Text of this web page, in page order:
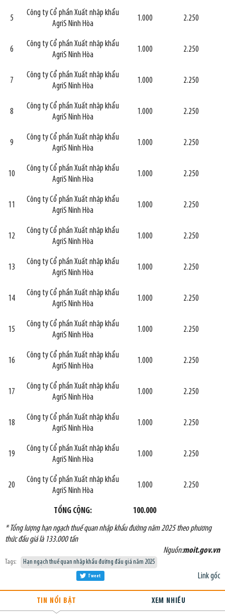
5
Công ty Cổ phần Xuất nhập khẩu
AgriS Ninh Hòa
1.000 2.250
6
Công ty Cổ phần Xuất nhập khẩu
AgriS Ninh Hòa
1.000 2.250
7
Công ty Cổ phần Xuất nhập khẩu
AgriS Ninh Hòa
1.000 2.250
8
Công ty Cổ phần Xuất nhập khẩu
AgriS Ninh Hòa
1.000 2.250
9
Công ty Cổ phần Xuất nhập khẩu
AgriS Ninh Hòa
1.000 2.250
10
Công ty Cổ phần Xuất nhập khẩu
AgriS Ninh Hòa
1.000 2.250
11
Công ty Cổ phần Xuất nhập khẩu
AgriS Ninh Hòa
1.000 2.250
12
Công ty Cổ phần Xuất nhập khẩu
AgriS Ninh Hòa
1.000 2.250
13
Công ty Cổ phần Xuất nhập khẩu
AgriS Ninh Hòa
1.000 2.250
14
Công ty Cổ phần Xuất nhập khẩu
AgriS Ninh Hòa
1.000 2.250
15
Công ty Cổ phần Xuất nhập khẩu
AgriS Ninh Hòa
1.000 2.250
16
Công ty Cổ phần Xuất nhập khẩu
AgriS Ninh Hòa
1.000 2.250
17
Công ty Cổ phần Xuất nhập khẩu
AgriS Ninh Hòa
1.000 2.250
18
Công ty Cổ phần Xuất nhập khẩu
AgriS Ninh Hòa
1.000 2.250
19
Công ty Cổ phần Xuất nhập khẩu
AgriS Ninh Hòa
1.000 2.250
20
Công ty Cổ phần Xuất nhập khẩu
AgriS Ninh Hòa
1.000 2.250
TỔNG CỘNG: 100.000
* Tổng lượng hạn ngạch thuế quan nhập khẩu đường năm 2025 theo phương
thức đấu giá là 133.000 tấn
Nguồn:moit.gov.vn
Tags: Hạn ngạch thuế quan nhập khẩu đường đấu giá năm 2025
Link gốc
Tweet
TIN NỔI BẬT XEM NHIỀU